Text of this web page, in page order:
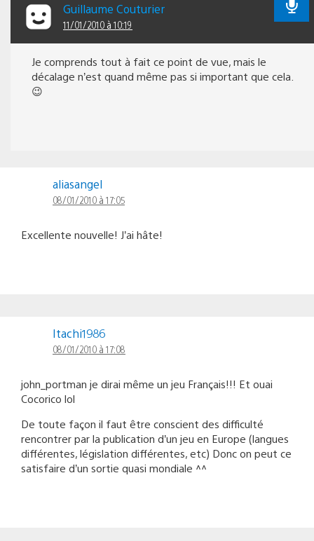
Guillaume Couturier
11/01/2010 à 10:19
Je comprends tout à fait ce point de vue, mais le
décalage n’est quand même pas si important que cela.
😉
aliasangel
08/01/2010 à 17:05
Excellente nouvelle! J’ai hâte!
Itachi1986
08/01/2010 à 17:08
john_portman je dirai même un jeu Français!!! Et ouai
Cocorico lol
De toute façon il faut être conscient des difficulté
rencontrer par la publication d’un jeu en Europe (langues
différentes, législation différentes, etc) Donc on peut ce
satisfaire d’un sortie quasi mondiale ^^